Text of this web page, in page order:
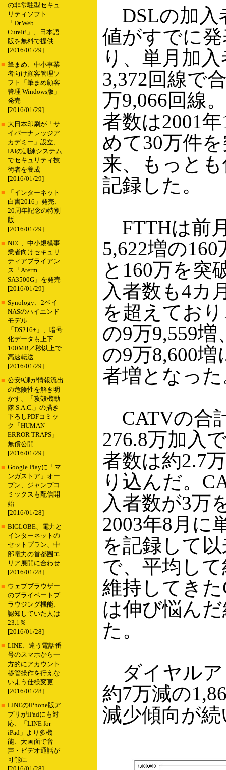
の非常駐型セキュ
リティソフト
「Dr.Web
CureIt!」、日本語
版を無料で提供
[2016/01/29]
■ 筆まめ、中小事業
者向け顧客管理ソ
フト「筆まめ顧客
管理 Windows版」
発売
[2016/01/29]
■ 大日本印刷が「サ
イバーナレッジア
カデミー」設立、
IAIの訓練システム
でセキュリティ技
術者を養成
[2016/01/29]
■
「インターネット
白書2016」発売、
20周年記念の特別
版
[2016/01/29]
■ NEC、中小規模事
業者向けセキュリ
ティアプライアン
ス「Aterm
SA3500G」を発売
[2016/01/29]
■ Synology、2ベイ
NASのハイエンド
モデル
「DS216+」、暗号
化データも上下
100MB／秒以上で
高速転送
[2016/01/29]
■ 公安9課が情報流出
の危険性を解き明
かす、「攻殻機動
隊 S.A.C.」の描き
下ろしPDFコミッ
ク「HUMAN-
ERROR TRAPS」
無償公開
[2016/01/29]
■ Google Playに「マ
ンガストア」オー
プン、ジャンプコ
ミックスも配信開
始
[2016/01/28]
■ BIGLOBE、電力と
インターネットの
セットプラン、中
部電力の首都圏エ
リア展開に合わせ
[2016/01/28]
■ ウェブブラウザー
のプライベートブ
ラウジング機能、
認知していた人は
23.1％
[2016/01/28]
■ LINE、違う電話番
号のスマホから一
方的にアカウント
移管操作を行えな
いよう仕様変更
[2016/01/28]
■ LINEのiPhone版ア
プリがiPadにも対
応、「LINE for
iPad」より多機
能、大画面で音
声・ビデオ通話が
可能に
DSLの加入
値がすでに
り、単月加
3,372回線で
万9,066回線
者数は2001
めて30万件
来、もっと
記録した。
FTTHは前
5,622増の160
と160万を突
入者数も4カ
を超えてお
の9万9,559増
の9万8,600
者増となっ
CATVの合
276.8万加入
者数は約2.7
り込んだ。
入者数が3万
2003年8月に
を記録して
で、平均し
維持してき
は伸び悩ん
た。
ダイヤルア
約7万減の
減少傾向が